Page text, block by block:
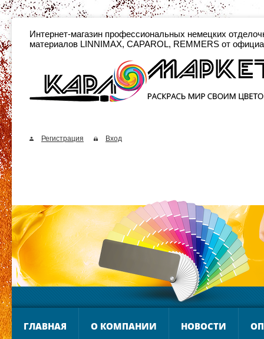
Интернет-магазин профессиональных
материалов LINNIMAX, CAPAROL, REMMERS от
Регистрация Вход
ГЛАВНАЯ О КОМПАНИИ НОВОСТИ